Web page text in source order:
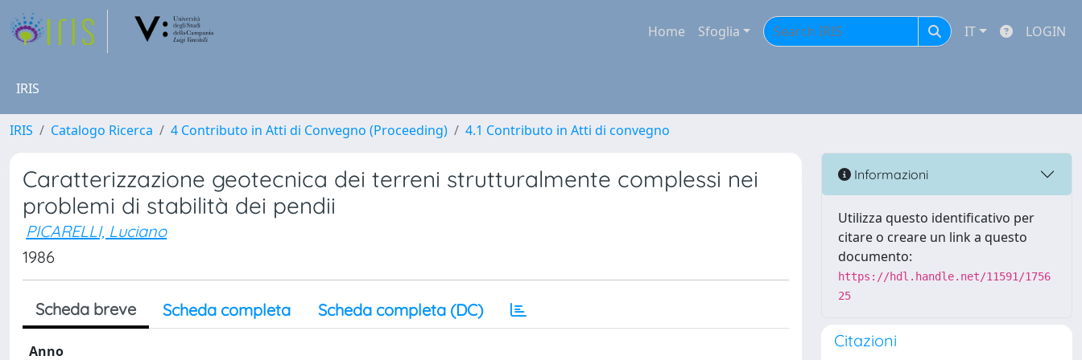
Home Sfoglia IT LOGIN
IRIS
IRIS Catalogo Ricerca 4 Contributo in Atti di Convegno (Proceeding) 4.1 Contributo in Atti di convegno
Caratterizzazione geotecnica dei terreni strutturalmente complessi nei
problemi di stabilità dei pendii
PICARELLI, Luciano
1986
Scheda breve Scheda completa Scheda completa (DC)
Anno
Informazioni
Utilizza questo identificativo per
citare o creare un link a questo
documento:
https://hdl.handle.net/11591/1756
25
Citazioni